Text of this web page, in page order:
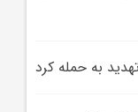
به حمله کرد